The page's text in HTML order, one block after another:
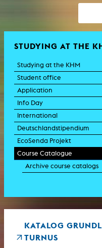
STUDYING AT THE
Studying at the KHM
Student office
Application
Info Day
International
Deutschlandstipendium
EcoSenda Projekt
Course Catalogue
Archive course catalogs
KATALOG
TURNUS